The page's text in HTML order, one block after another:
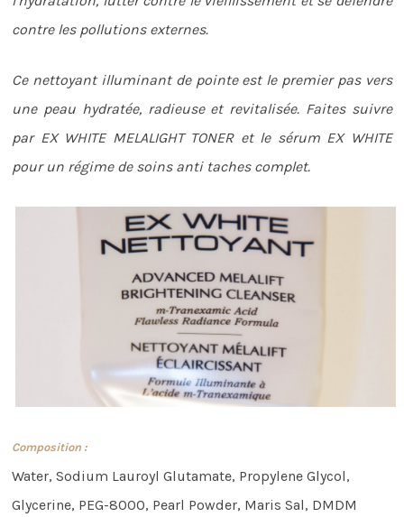
contre les pollutions externes.
Ce nettoyant illuminant de pointe est le premier pas vers
une peau hydratée, radieuse et revitalisée. Faites suivre
par EX WHITE MELALIGHT TONER et le sérum EX WHITE
pour un régime de soins anti taches complet.
Composition :
Water, Sodium Lauroyl Glutamate, Propylene Glycol,
Glycerine, PEG-8000, Pearl Powder, Maris Sal, DMDM